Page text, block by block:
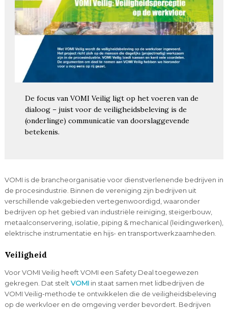
De focus van VOMI Veilig ligt op het voeren van de
dialoog – juist voor de veiligheidsbeleving is de
(onderlinge) communicatie van doorslaggevende
betekenis.
VOMI is de brancheorganisatie voor dienstverlenende bedrijven in
de procesindustrie. Binnen de vereniging zijn bedrijven uit
verschillende vakgebieden vertegenwoordigd, waaronder
bedrijven op het gebied van industriële reiniging, steigerbouw,
metaalconservering, isolatie, piping & mechanical (leidingwerken),
elektrische instrumentatie en hijs- en transportwerkzaamheden.
Veiligheid
Voor VOMI Veilig heeft VOMI een Safety Deal toegewezen
gekregen. Dat stelt VOMI in staat samen met lidbedrijven de
VOMI Veilig-methode te ontwikkelen die de veiligheidsbeleving
op de werkvloer en de omgeving verder bevordert. Bedrijven